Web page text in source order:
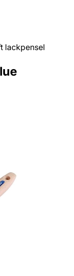
lackpensel